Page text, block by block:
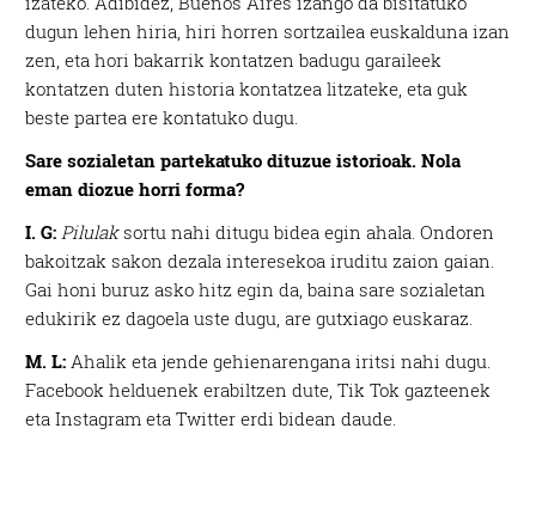
dugun lehen hiria, hiri horren sortzailea euskalduna izan
zen, eta hori bakarrik kontatzen badugu garaileek
kontatzen duten historia kontatzea litzateke, eta guk
beste partea ere kontatuko dugu.
Sare sozialetan partekatuko dituzue istorioak. Nola
eman diozue horri forma?
I. G: Pilulaksortu nahi ditugu bidea egin ahala. Ondoren
bakoitzak sakon dezala interesekoa iruditu zaion gaian.
Gai honi buruz asko hitz egin da, baina sare sozialetan
edukirik ez dagoela uste dugu, are gutxiago euskaraz.
M. L: Ahalik eta jende gehienarengana iritsi nahi dugu.
Facebook helduenek erabiltzen dute, Tik Tok gazteenek
eta Instagram eta Twitter erdi bidean daude.